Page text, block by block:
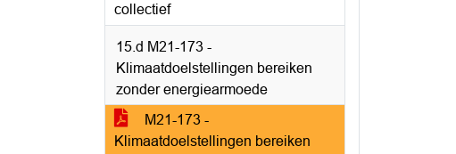
collectief
15.d M21-173 -
Klimaatdoelstellingen bereiken
zonder energiearmoede
M21-173 -
Klimaatdoelstellingen bereiken